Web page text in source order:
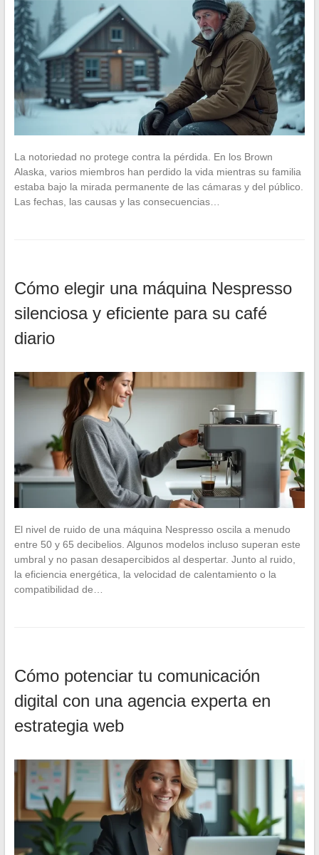
La notoriedad no protege contra la pérdida. En los Brown
Alaska, varios miembros han perdido la vida mientras su familia
estaba bajo la mirada permanente de las cámaras y del público.
Las fechas, las causas y las consecuencias…
Cómo elegir una máquina Nespresso
silenciosa y eficiente para su café
diario
El nivel de ruido de una máquina Nespresso oscila a menudo
entre 50 y 65 decibelios. Algunos modelos incluso superan este
umbral y no pasan desapercibidos al despertar. Junto al ruido,
la eficiencia energética, la velocidad de calentamiento o la
compatibilidad de…
Cómo potenciar tu comunicación
digital con una agencia experta en
estrategia web